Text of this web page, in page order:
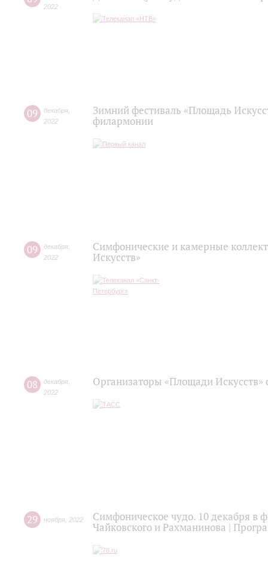
2022
09 декабря
2022
Зимний фестиваль «Площадь
филармонии
09 декабря
2022
Симфонические и камерные
Искусств»
08 декабря
2022
Организаторы «Площади Искусств»
29 ноября 2022
Симфоническое чудо. 10 декабря в
Чайковского и Рахманинова |